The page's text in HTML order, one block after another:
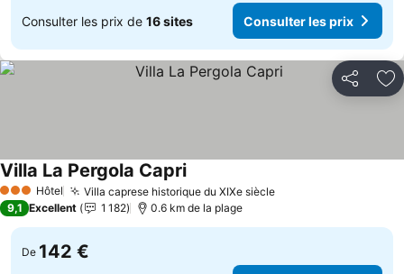
Consulter les prix de 16 sites Consulter les prix
Partager
3 ÉtoilesHôtel Villa caprese historique du XIXe siècle
Villa La Pergola Capri
9,1 Excellent 1 182 0.6 km de la plage
De 142 €